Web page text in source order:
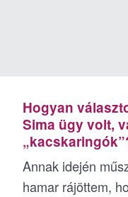
Hogyan
Sima ügy volt,
Annak idején
hamar rájöttem,